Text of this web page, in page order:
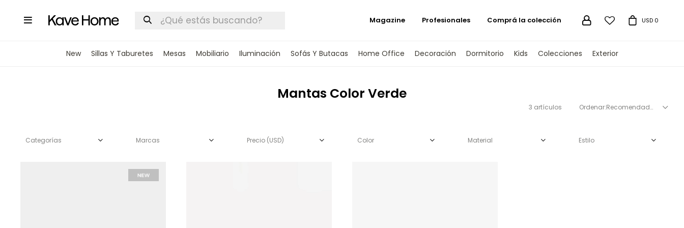

New Sillas Y Taburetes Mesas Mobiliario Iluminación Sofás Y Butacas Home Office Decoración Dormitorio Kids Colecciones Exterior
 USD 0
Magazine Profesionales Comprá la colección
Mantas Color Verde
3 artículos Recomendados
Categorías Marcas Precio (USD) Color Material Estilo